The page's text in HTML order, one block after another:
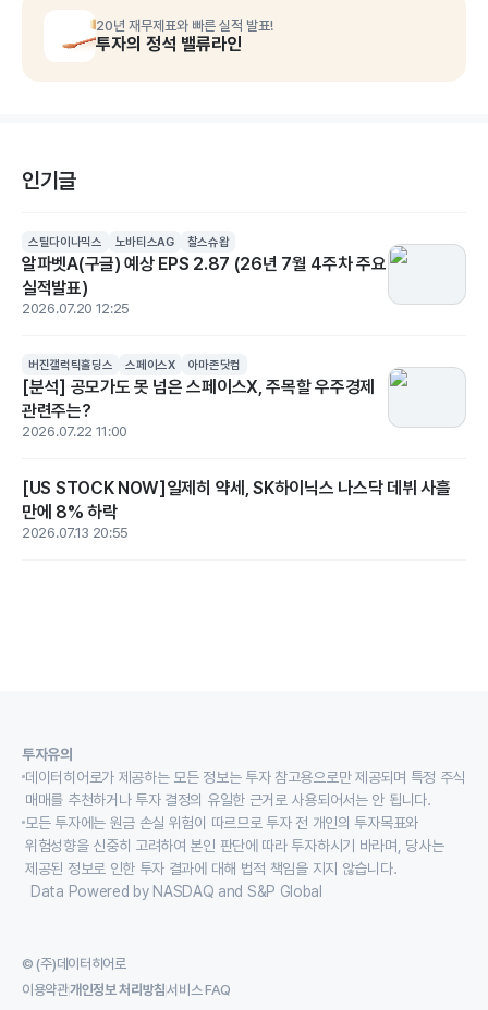
20년 재무제표와 빠른 실적 발표!
투자의 정석 밸류라인
인기글
스틸다이나믹스 노바티스AG 찰스슈왑
알파벳A(구글) 예상 EPS 2.87 (26년 7월 4주차 주요
실적발표)
2026.07.20 12:25
버진갤럭틱홀딩스 스페이스X 아마존닷컴
[분석] 공모가도 못 넘은 스페이스X, 주목할 우주경제
관련주는?
2026.07.22 11:00
[US STOCK NOW]일제히 약세, SK하이닉스 나스닥 데뷔 사흘
만에 8% 하락
2026.07.13 20:55
투자유의
데이터히어로가 제공하는 모든 정보는 투자 참고용으로만 제공되며 특정 주식
매매를 추천하거나 투자 결정의 유일한 근거로 사용되어서는 안 됩니다.
모든 투자에는 원금 손실 위험이 따르므로 투자 전 개인의 투자목표와
위험성향을 신중히 고려하여 본인 판단에 따라 투자하시기 바라며, 당사는
제공된 정보로 인한 투자 결과에 대해 법적 책임을 지지 않습니다.
Data Powered by NASDAQ and S&P Global
© (주)데이터히어로
이용약관개인정보 처리방침서비스 FAQ